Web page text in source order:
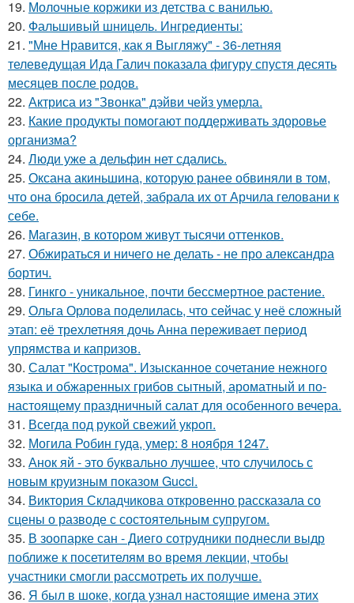
19. Молочные коржики из детства с ванилью.
20. Фальшивый шницель. Ингредиенты:
21. "Мне Нравится, как я Выгляжу" - 36-летняя
телеведущая Ида Галич показала фигуру спустя десять
месяцев после родов.
22. Актриса из "Звонка" дэйви чейз умерла.
23. Какие продукты помогают поддерживать здоровье
организма?
24. Люди уже а дельфин нет сдались.
25. Оксана акиньшина, которую ранее обвиняли в том,
что она бросила детей, забрала их от Арчила геловани к
себе.
26. Магазин, в котором живут тысячи оттенков.
27. Обжираться и ничего не делать - не про александра
бортич.
28. Гинкго - уникальное, почти бессмертное растение.
29. Ольга Орлова поделилась, что сейчас у неё сложный
этап: её трехлетняя дочь Анна переживает период
упрямства и капризов.
30. Салат "Кострома". Изысканное сочетание нежного
языка и обжаренных грибов сытный, ароматный и по-
настоящему праздничный салат для особенного вечера.
31. Всегда под рукой свежий укроп.
32. Могила Робин гуда, умер: 8 ноября 1247.
33. Анок яй - это буквально лучшее, что случилось с
новым круизным показом Gucci.
34. Виктория Складчикова откровенно рассказала со
сцены о разводе с состоятельным супругом.
35. В зоопарке сан - Диего сотрудники поднесли выдр
поближе к посетителям во время лекции, чтобы
участники смогли рассмотреть их получше.
36. Я был в шоке, когда узнал настоящие имена этих